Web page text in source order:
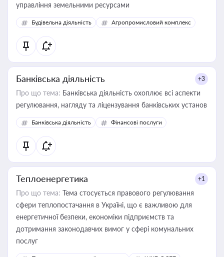
управління земельними ресурсами
Будівельна діяльність Агропромисловий комплекс
Банківська діяльність +3
Про що тема: Банківська діяльність охоплює всі аспекти
регулювання, нагляду та ліцензування банківських установ
Банківська діяльність Фінансові послуги
Теплоенергетика +1
Про що тема: Тема стосується правового регулювання
сфери теплопостачання в Україні, що є важливою для
енергетичної безпеки, економіки підприємств та
дотримання законодавчих вимог у сфері комунальних
послуг